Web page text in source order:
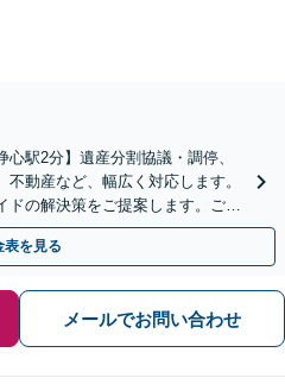
心駅2分】遺産分割協議・調停、
動産など、幅広く対応します。
ドの解決策をご提案します。ご自
WEB面談可】
表を見る
メールでお問い合わせ